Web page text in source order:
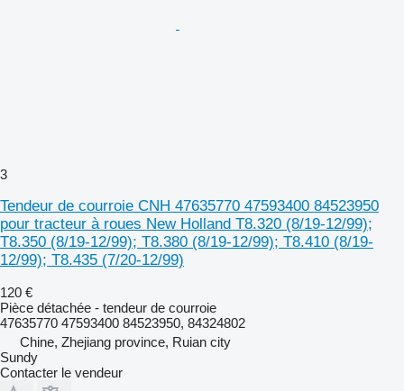
3
Tendeur de courroie CNH 47635770 47593400 84523950
pour tracteur à roues New Holland T8.320 (8/19-12/99);
T8.350 (8/19-12/99); T8.380 (8/19-12/99); T8.410 (8/19-
12/99); T8.435 (7/20-12/99)
120 €
Pièce détachée - tendeur de courroie
47635770 47593400 84523950, 84324802
Chine, Zhejiang province, Ruian city
Sundy
Contacter le vendeur